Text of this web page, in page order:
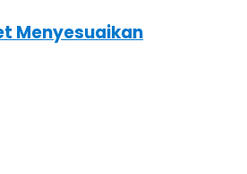
Menyesuaikan